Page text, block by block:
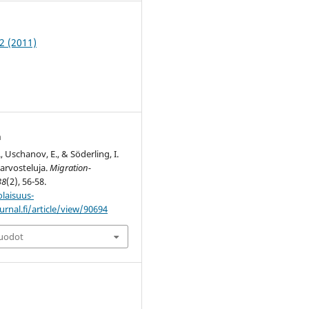
(2011)
Uschanov, E., & Söderling, I.
Migration-
(2), 56-58.
article/view/90694